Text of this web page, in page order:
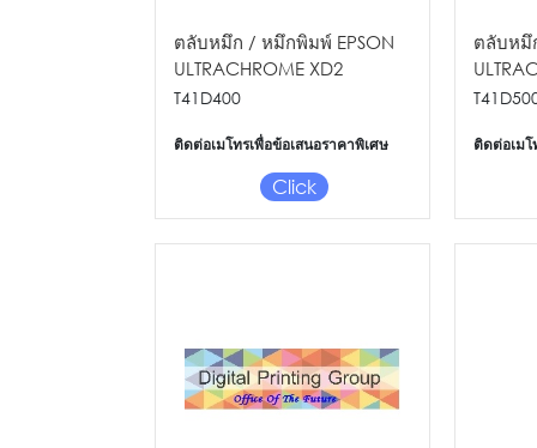
Click
ตลับหมึก / หมึกพิมพ์ EPSON
ULTRACHROME XD2
YELLOW INK 350ML F OR
T41D400
ติดต่อเมโทรเพื่อข้อเสนอราคาพิเศษ
ตลับหมึ
INK
ติดต่อเมโ